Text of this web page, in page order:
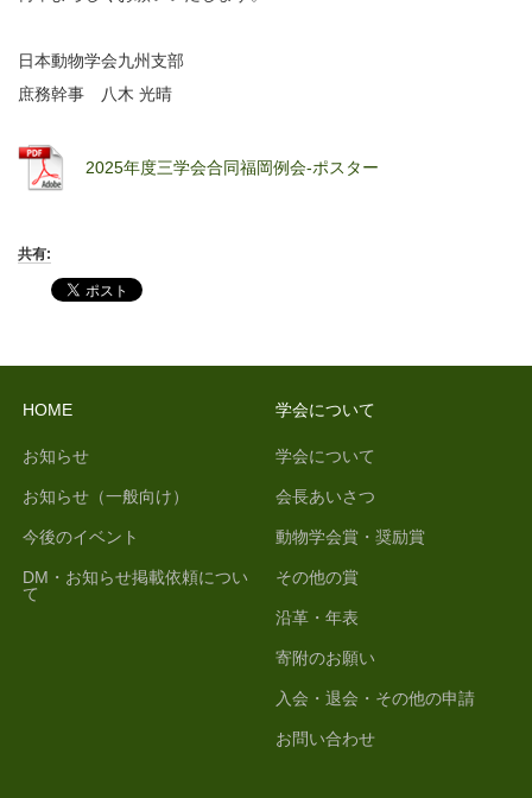
日本動物学会九州支部
庶務幹事 八木 光晴
2025年度三学会合同福岡例会-ポスター
共有:
HOME
お知らせ
お知らせ（一般向け）
今後のイベント
DM・お知らせ掲載依頼につい
て
学会について
学会について
会長あいさつ
動物学会賞・奨励賞
その他の賞
沿革・年表
寄附のお願い
入会・退会・その他の申請
お問い合わせ